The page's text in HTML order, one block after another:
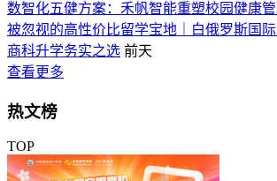
数智化五健方案：禾帆智能重塑校园健康
被忽视的高性价比留学宝地｜白俄罗斯国际
商科升学务实之选 前天
查看更多
热文榜
TOP